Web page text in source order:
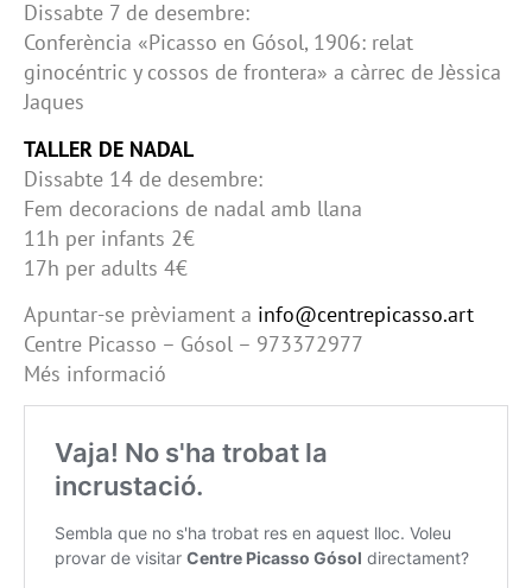
Dissabte 7 de desembre:
Conferència «Picasso en Gósol, 1906: relat
ginocéntric y cossos de frontera» a càrrec de Jèssica
Jaques
TALLER DE NADAL
Dissabte 14 de desembre:
Fem decoracions de nadal amb llana
11h per infants 2€
17h per adults 4€
Apuntar-se prèviament a info@centrepicasso.art
Centre Picasso – Gósol – 973372977
Més informació